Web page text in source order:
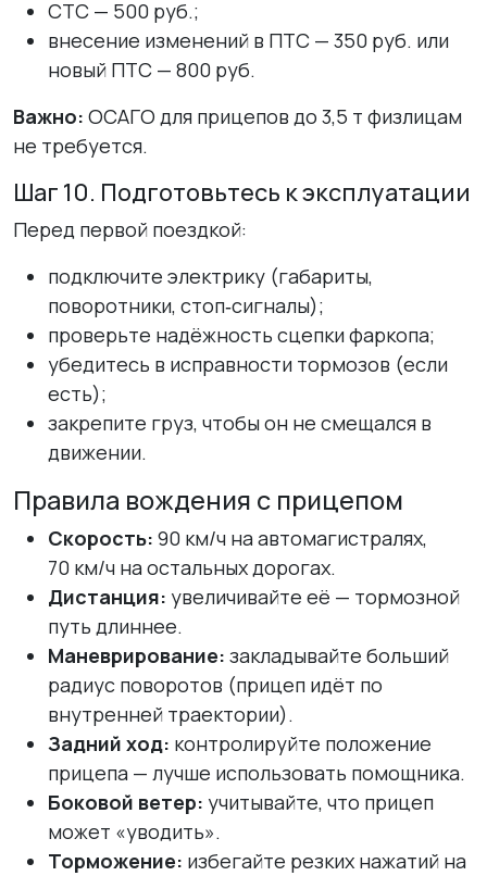
СТС — 500 руб.;
внесение изменений в ПТС — 350 руб. или
новый ПТС — 800 руб.
Важно: ОСАГО для прицепов до 3,5 т физлицам
не требуется.
Шаг 10. Подготовьтесь к эксплуатации
Перед первой поездкой:
подключите электрику (габариты,
поворотники, стоп‑сигналы);
проверьте надёжность сцепки фаркопа;
убедитесь в исправности тормозов (если
есть);
закрепите груз, чтобы он не смещался в
движении.
Правила вождения с прицепом
Скорость: 90 км/ч на автомагистралях,
70 км/ч на остальных дорогах.
Дистанция: увеличивайте её — тормозной
путь длиннее.
Маневрирование: закладывайте больший
радиус поворотов (прицеп идёт по
внутренней траектории).
Задний ход: контролируйте положение
прицепа — лучше использовать помощника.
Боковой ветер: учитывайте, что прицеп
может «уводить».
Торможение: избегайте резких нажатий на